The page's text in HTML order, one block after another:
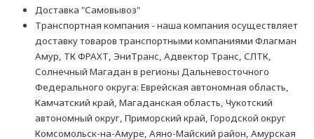
Доставка "Самовывоз"
Транспортная компания - наша компания осуществляет
доставку товаров транспортными компаниями Флагман
Амур, ТК ФРАХТ, ЭниТранс, Адвектор Транс, СЛТК,
Солнечный Магадан в регионы Дальневосточного
Федерального округа: Еврейская автономная область,
Камчатский край, Магаданская область, Чукотский
автономный округ, Приморский край, Городской округ
Комсомольск-на-Амуре, Аяно-Майский район, Амурская